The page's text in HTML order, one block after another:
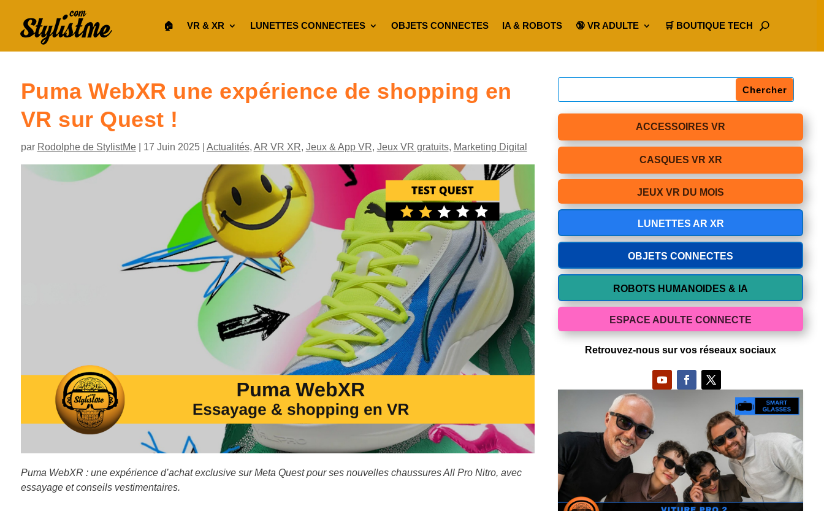
🏠︎ VR & XR LUNETTES CONNECTEES OBJETS CONNECTES IA & ROBOTS 🔞 VR ADULTE 🛒 BOUTIQUE TECH
Puma WebXR une expérience de shopping en
VR sur Quest !
par Rodolphe de StylistMe| 17 Juin 2025| Actualités, AR VR XR, Jeux & App VR, Jeux VR gratuits, Marketing Digital
Puma WebXR : une expérience d’achat exclusive sur Meta Quest pour ses nouvelles chaussures All Pro Nitro, avec
essayage et conseils vestimentaires.
ACCESSOIRES VR
CASQUES VR XR
JEUX VR DU MOIS
LUNETTES AR XR
OBJETS CONNECTES
ROBOTS HUMANOIDES & IA
ESPACE ADULTE CONNECTE
Retrouvez-nous sur vos réseaux sociaux